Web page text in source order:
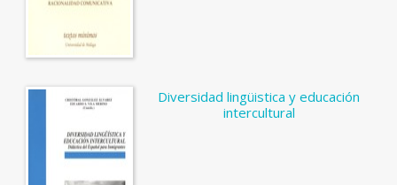
Diversidad lingüistica y educación
intercultural